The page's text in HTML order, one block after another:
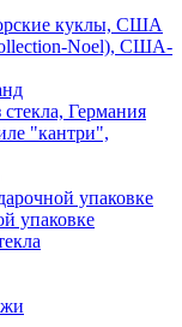
куклы, США
Noel), США-
Германия
"кантри",
упаковке
упаковке